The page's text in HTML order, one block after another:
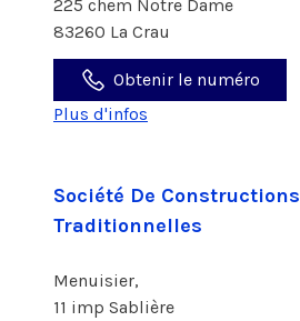
225 chem Notre Dame
83260 La Crau
Obtenir le numéro
Plus d'infos
Société De Constructions
Traditionnelles
Menuisier,
11 imp Sablière